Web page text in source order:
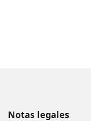
Notas legales